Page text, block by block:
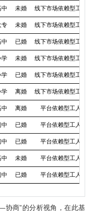
中 未婚 线下市场依赖型工人
专 未婚 线下市场依赖型工人
中 已婚 线下市场依赖型工人
学 未婚 线下市场依赖型工人
学 已婚 线下市场依赖型工人
学 离婚 线下市场依赖型工人
中 离婚 平台依赖型工人
中 已婚 平台依赖型工人
中 已婚 平台依赖型工人
中 未婚 平台依赖型工人
中 已婚 平台依赖型工人
协商”的分析视角，在此基